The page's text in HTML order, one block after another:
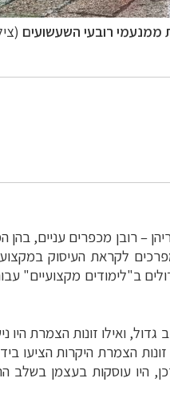
ממנעמי רובעי השעשועים
–רובן מכפרים עניים, בהן
לקראת העיסוק
ב"לימודים מקצועיים"
גדול, ואילו זונות הצמרת
זונות הצמרת היקרות הציעו
היו עוסקות בעצמן בשלב